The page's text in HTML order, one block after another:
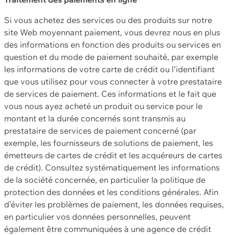
Si vous achetez des services ou des produits sur notre
site Web moyennant paiement, vous devrez nous en plus
des informations en fonction des produits ou services en
question et du mode de paiement souhaité, par exemple
les informations de votre carte de crédit ou l’identifiant
que vous utilisez pour vous connecter à votre prestataire
de services de paiement. Ces informations et le fait que
vous nous ayez acheté un produit ou service pour le
montant et la durée concernés sont transmis au
prestataire de services de paiement concerné (par
exemple, les fournisseurs de solutions de paiement, les
émetteurs de cartes de crédit et les acquéreurs de cartes
de crédit). Consultez systématiquement les informations
de la société concernée, en particulier la politique de
protection des données et les conditions générales. Afin
d’éviter les problèmes de paiement, les données requises,
en particulier vos données personnelles, peuvent
également être communiquées à une agence de crédit